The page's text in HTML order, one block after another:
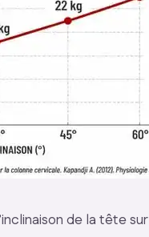
de la tête